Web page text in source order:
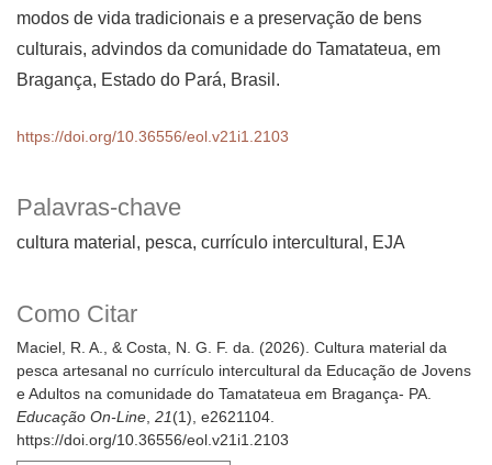
Palavras-chave
cultura material, pesca, currículo intercultural, EJA
Como Citar
Maciel, R. A., & Costa, N. G. F. da. (2026). Cultura material da
pesca artesanal no currículo intercultural da Educação de Jovens
e Adultos na comunidade do Tamatateua em Bragança- PA.
Educação On-Line, 21(1), e2621104.
https://doi.org/10.36556/eol.v21i1.2103
modos de vida tradicionais e a preservação de bens
culturais, advindos da comunidade do Tamatateua, em
Bragança, Estado do Pará, Brasil.
https://doi.org/10.36556/eol.v21i1.2103